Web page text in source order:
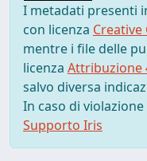
I metadati presenti
con licenza Creative
mentre i file delle
licenza Attribuzione
salvo diversa
In caso di
Supporto Iris